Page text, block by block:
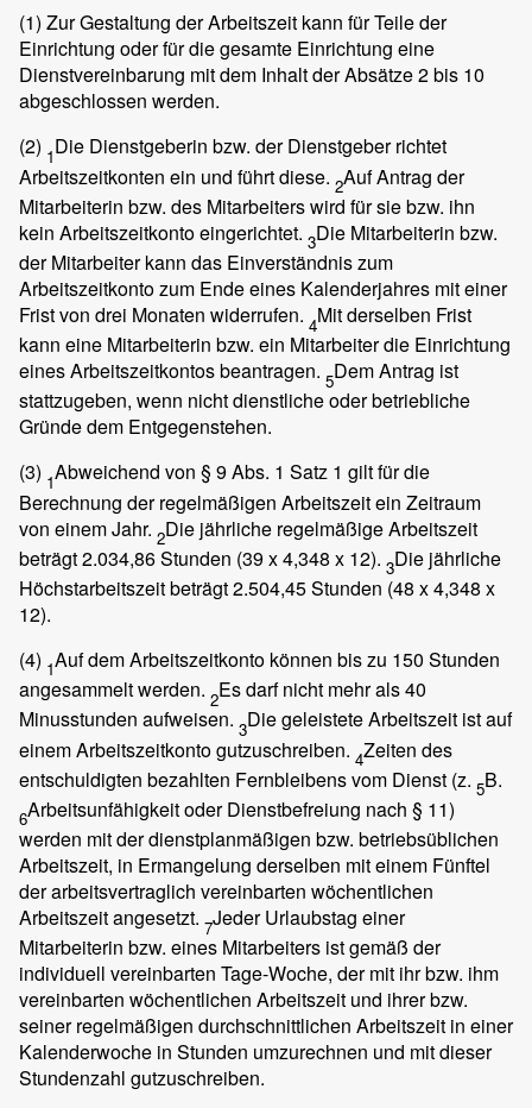
(1) Zur Gestaltung der Arbeitszeit kann für Teile der
Einrichtung oder für die gesamte Einrichtung eine
Dienstvereinbarung mit dem Inhalt der Absätze 2 bis 10
abgeschlossen werden.
(2) 1Die Dienstgeberin bzw. der Dienstgeber richtet
Arbeitszeitkonten ein und führt diese. 2Auf Antrag der
Mitarbeiterin bzw. des Mitarbeiters wird für sie bzw. ihn
kein Arbeitszeitkonto eingerichtet. 3Die Mitarbeiterin bzw.
der Mitarbeiter kann das Einverständnis zum
Arbeitszeitkonto zum Ende eines Kalenderjahres mit einer
Frist von drei Monaten widerrufen. 4Mit derselben Frist
kann eine Mitarbeiterin bzw. ein Mitarbeiter die Einrichtung
eines Arbeitszeitkontos beantragen. 5Dem Antrag ist
stattzugeben, wenn nicht dienstliche oder betriebliche
Gründe dem Entgegenstehen.
(3) 1Abweichend von § 9 Abs. 1 Satz 1 gilt für die
Berechnung der regelmäßigen Arbeitszeit ein Zeitraum
von einem Jahr. 2Die jährliche regelmäßige Arbeitszeit
beträgt 2.034,86 Stunden (39 x 4,348 x 12). 3Die jährliche
Höchstarbeitszeit beträgt 2.504,45 Stunden (48 x 4,348 x
12).
(4) 1Auf dem Arbeitszeitkonto können bis zu 150 Stunden
angesammelt werden. 2Es darf nicht mehr als 40
Minusstunden aufweisen. 3Die geleistete Arbeitszeit ist auf
einem Arbeitszeitkonto gutzuschreiben. 4Zeiten des
entschuldigten bezahlten Fernbleibens vom Dienst (z. 5B.
6Arbeitsunfähigkeit oder Dienstbefreiung nach § 11)
werden mit der dienstplanmäßigen bzw. betriebsüblichen
Arbeitszeit, in Ermangelung derselben mit einem Fünftel
der arbeitsvertraglich vereinbarten wöchentlichen
Arbeitszeit angesetzt. 7Jeder Urlaubstag einer
Mitarbeiterin bzw. eines Mitarbeiters ist gemäß der
individuell vereinbarten Tage-Woche, der mit ihr bzw. ihm
vereinbarten wöchentlichen Arbeitszeit und ihrer bzw.
seiner regelmäßigen durchschnittlichen Arbeitszeit in einer
Kalenderwoche in Stunden umzurechnen und mit dieser
Stundenzahl gutzuschreiben.